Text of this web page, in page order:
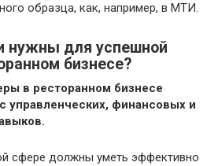
образца, как, например, в МТИ.
нужны для успешной
бизнесе?
в ресторанном бизнесе
управленческих, финансовых и
сфере должны уметь эффективно